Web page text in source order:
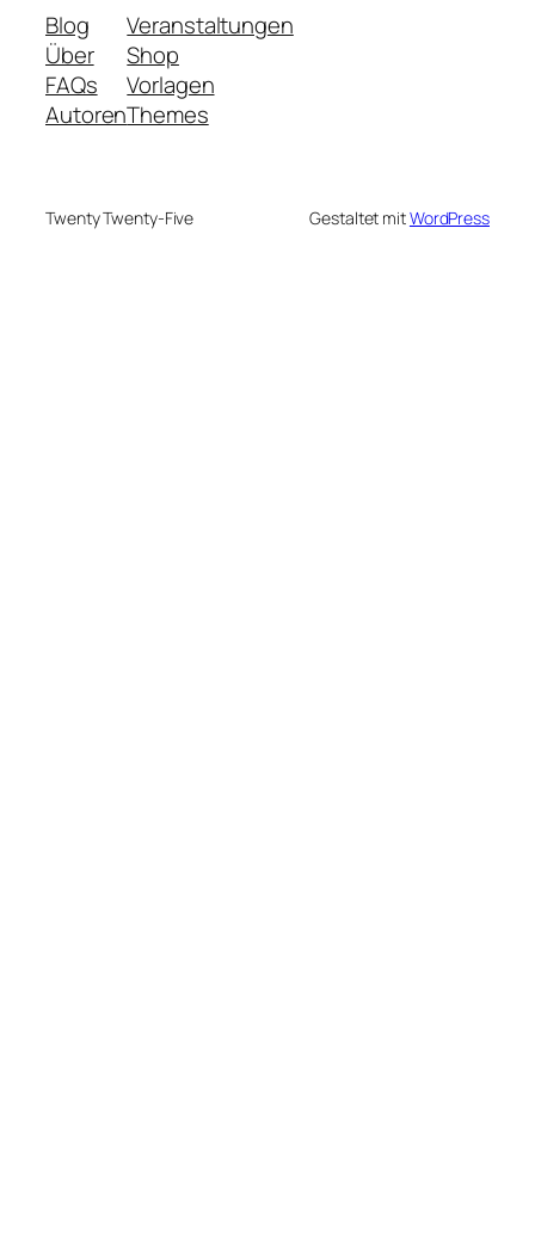
Blog
Über
FAQs
Autoren
Veranstaltungen
Shop
Vorlagen
Themes
Twenty Twenty-Five Gestaltet mitWordPress